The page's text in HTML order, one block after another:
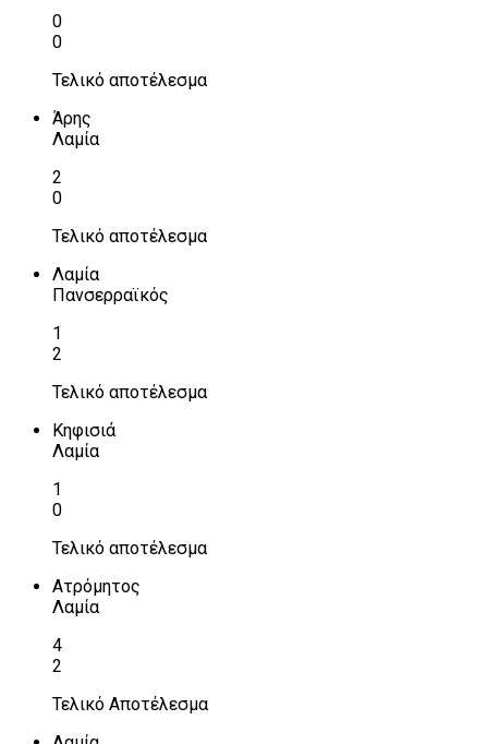
0
0
Τελικό αποτέλεσμα
Άρης
Λαμία
2
0
Τελικό αποτέλεσμα
Λαμία
Πανσερραϊκός
1
2
Τελικό αποτέλεσμα
Κηφισιά
Λαμία
1
0
Τελικό αποτέλεσμα
Ατρόμητος
Λαμία
4
2
Τελικό Αποτέλεσμα